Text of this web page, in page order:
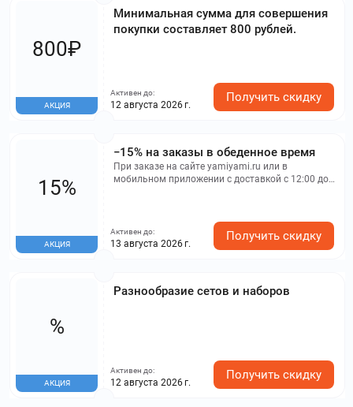
Минимальная сумма для совершения
покупки составляет 800 рублей.
800₽
АКЦИЯ
Активен до:
12 августа 2026 г.
Получить скидку
−15% на заказы в обеденное время
При заказе на сайте yamiyami.ru или в
мобильном приложении с доставкой с 12:00 до
стоимости доставки), за исключением категории
Yami Case и заказов, оформленных вне
15%
АКЦИЯ
Активен до:
13 августа 2026 г.
Получить скидку
Разнообразие сетов и наборов
%
АКЦИЯ
Активен до:
12 августа 2026 г.
Получить скидку